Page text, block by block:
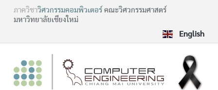
ภาควิชาวิศวกรรมคอมพิวเตอร์ คณะวิศวกรรมศาสตร์
มหาวิทยาลัยเชียงใหม่
English